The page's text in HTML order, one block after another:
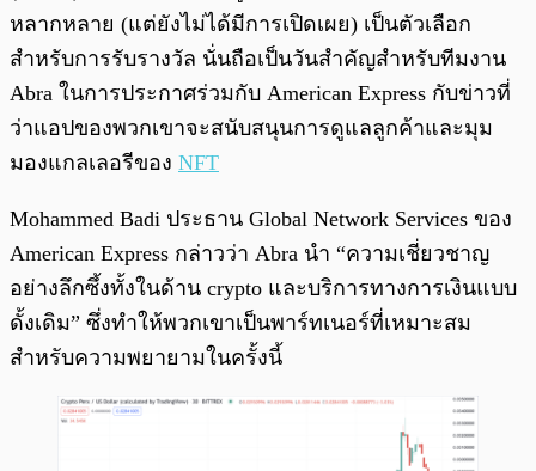
หลากหลาย (แต่ยังไม่ได้มีการเปิดเผย) เป็นตัวเลือก
สำหรับการรับรางวัล นั่นถือเป็นวันสำคัญสำหรับทีมงาน
Abra ในการประกาศร่วมกับ American Express กับข่าวที่
ว่าแอปของพวกเขาจะสนับสนุนการดูแลลูกค้าและมุม
มองแกลเลอรีของ NFT
Mohammed Badi ประธาน Global Network Services ของ
American Express กล่าวว่า Abra นำ “ความเชี่ยวชาญ
อย่างลึกซึ้งทั้งในด้าน crypto และบริการทางการเงินแบบ
ดั้งเดิม” ซึ่งทำให้พวกเขาเป็นพาร์ทเนอร์ที่เหมาะสม
สำหรับความพยายามในครั้งนี้